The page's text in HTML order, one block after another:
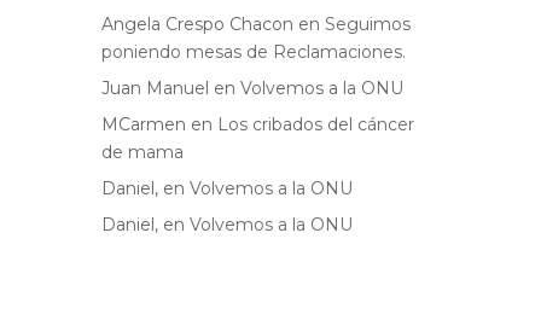
Angela Crespo Chacon en Seguimos
poniendo mesas de Reclamaciones.
Juan Manuel en Volvemos a la ONU
MCarmen en Los cribados del cáncer
de mama
Daniel, en Volvemos a la ONU
Daniel, en Volvemos a la ONU